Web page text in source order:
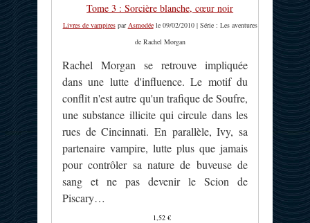
Tome 3 : Sorcière blanche, cœur noir
Livres de vampirespar Asmodéele 09/02/2010 | Série : Les aventures
de Rachel Morgan
Rachel Morgan se retrouve impliquée
dans une lutte d'influence. Le motif du
conflit n'est autre qu'un trafique de Soufre,
une substance illicite qui circule dans les
rues de Cincinnati. En parallèle, Ivy, sa
partenaire vampire, lutte plus que jamais
pour contrôler sa nature de buveuse de
sang et ne pas devenir le Scion de
Piscary…
1,52 €